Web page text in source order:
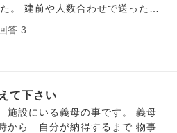
。 建前や人数合わせで送ったの
戚からは、あなたはLINEブロッ
かると思うけど。 と言われたこ
ど、誰？結婚式行ったこと な
話していました。勉強になるな
に行きたくないです。うつ病も
回答 3
て下さい
施設にいる義母の事です。 義母
から 自分が納得するまで 物事